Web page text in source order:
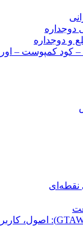
دوجداره
و دوجداره
نقطه‌ای